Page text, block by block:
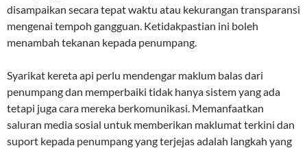
disampaikan secara tepat waktu atau kekurangan transparansi
mengenai tempoh gangguan. Ketidakpastian ini boleh
menambah tekanan kepada penumpang.
Syarikat kereta api perlu mendengar maklum balas dari
penumpang dan memperbaiki tidak hanya sistem yang ada
tetapi juga cara mereka berkomunikasi. Memanfaatkan
saluran media sosial untuk memberikan maklumat terkini dan
suport kepada penumpang yang terjejas adalah langkah yang